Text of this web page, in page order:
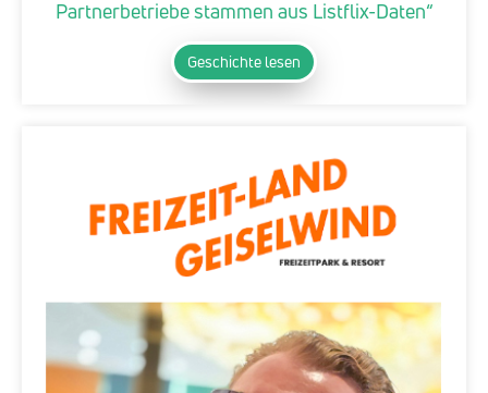
Partnerbetriebe stammen aus Listflix-Daten“
Geschichte lesen